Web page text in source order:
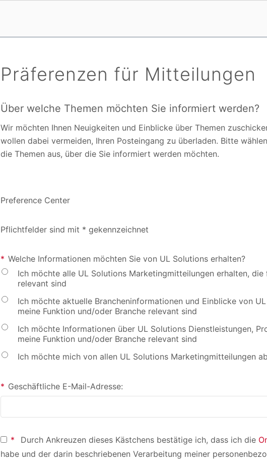
Präferenzen für Mitteilungen
Über welche Themen möchten Sie informiert werden?
Wir möchten Ihnen Neuigkeiten und Einblicke über Themen
wollen dabei vermeiden, Ihren Posteingang zu überladen. Bitte
die Themen aus, über die Sie informiert werden möchten.
Preference Center
Pflichtfelder sind mit * gekennzeichnet
* Welche Informationen möchten Sie von UL Solutions erhalten?
Ich möchte alle UL Solutions Marketingmitteilungen erhalten,
relevant sind
Ich möchte aktuelle Brancheninformationen und Einblicke von
meine Funktion und/oder Branche relevant sind
Ich möchte Informationen über UL Solutions Dienstleistungen,
meine Funktion und/oder Branche relevant sind
Ich möchte mich von allen UL Solutions Marketingmitteilungen
* Geschäftliche E-Mail-Adresse:
* Durch Ankreuzen dieses Kästchens bestätige ich, dass ich die
habe und der darin beschriebenen Verarbeitung meiner